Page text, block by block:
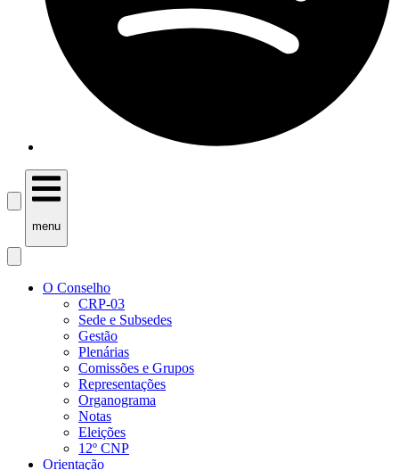
menu
O Conselho
CRP-03
Sede e Subsedes
Gestão
Plenárias
Comissões e Grupos
Representações
Organograma
Notas
Eleições
12º CNP
Orientação